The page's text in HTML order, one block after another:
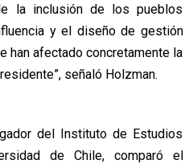
la inclusión de los pueblos
y el diseño de gestión
han afectado concretamente la
señaló Holzman.
del Instituto de Estudios
de Chile, comparó el